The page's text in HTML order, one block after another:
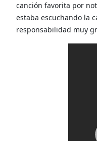
canción favorita por
estaba escuchando la
responsabilidad muy